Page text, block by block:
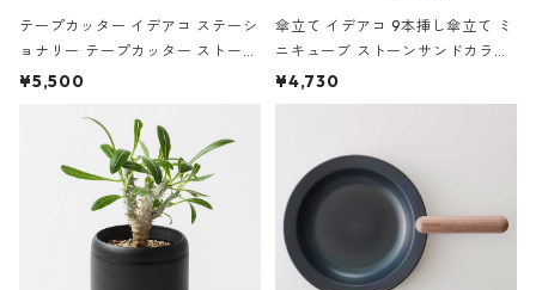
テープカッター イデアコ ステーシ
ョナリー テープカッター ストーン
サンドカラー 石調 ideaco Station
¥5,500
傘立て イデアコ 9本挿し傘立て ミ
ニキューブ ストーンサンドカラー
石調 ideaco Umbrella Stand CUB
E ストーンサンドブラック
¥4,730